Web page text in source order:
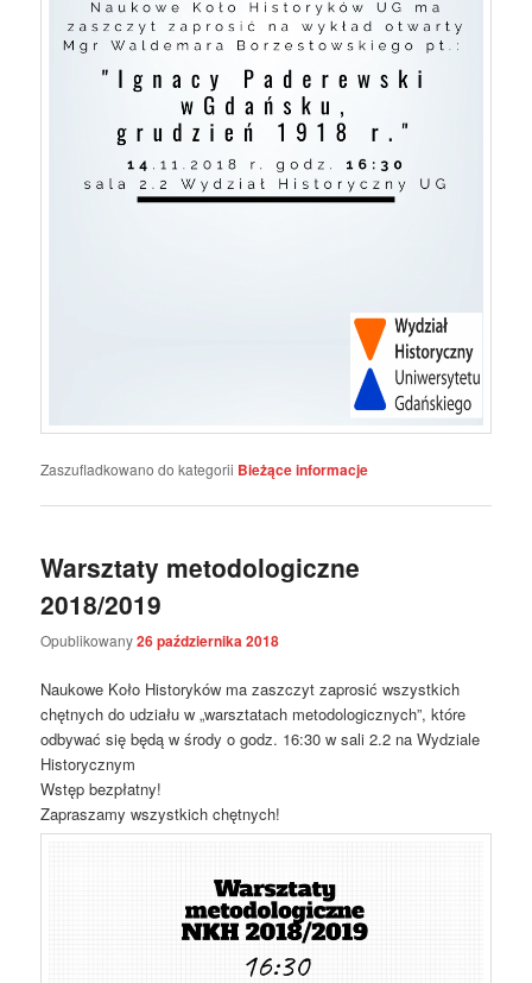
Zaszufladkowano do kategorii Bieżące informacje
Warsztaty metodologiczne
2018/2019
Opublikowany26 października 2018
Naukowe Koło Historyków ma zaszczyt zaprosić wszystkich
chętnych do udziału w „warsztatach metodologicznych”, które
odbywać się będą w środy o godz. 16:30 w sali 2.2 na Wydziale
Historycznym
Wstęp bezpłatny!
Zapraszamy wszystkich chętnych!